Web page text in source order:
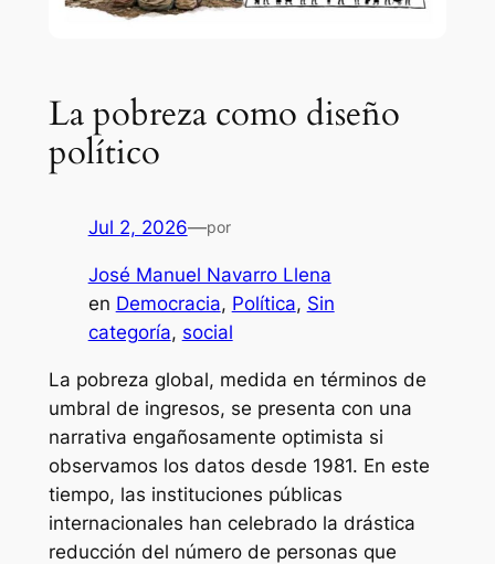
La pobreza como diseño
político
Jul 2, 2026—por
José Manuel Navarro Llena
en Democracia, Política, Sin
categoría, social
La pobreza global, medida en términos de
umbral de ingresos, se presenta con una
narrativa engañosamente optimista si
observamos los datos desde 1981. En este
tiempo, las instituciones públicas
internacionales han celebrado la drástica
reducción del número de personas que